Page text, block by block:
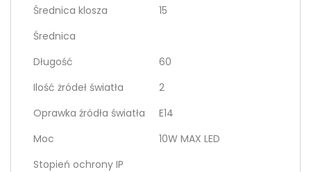
Średnica klosza
15
Średnica
Długość
60
Ilość żródeł światła
2
Oprawka źródła światła
E14
Moc
10W MAX LED
Stopień ochrony IP